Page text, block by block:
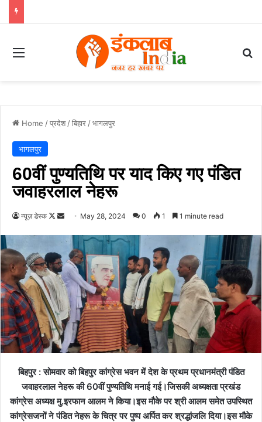
Menu
Home /प्रदेश /बिहार /भागलपुर
भागलपुर
60वीं पुण्यतिथि पर याद किए गए पंडित
जवाहरलाल नेहरू
न्यूज़ डेस्क
Follow
Send
email
May 28, 2024 0 1 1 minute read
बिहपुर : सोमवार को बिहपुर कांग्रेस भवन में देश के प्रथम प्रधानमंत्री पंडित
जवाहरलाल नेहरू की 60वीं पुण्यतिथि मनाई गई।जिसकी अध्यक्षता प्रखंड
कांग्रेस अध्यक्ष मु.इरफान आलम ने किया।इस मौके पर श्री आलम समेत उपस्थित
कांग्रेसजनों ने पंडित नेहरू के चित्र पर पुष्प अर्पित कर श्रद्धांजलि दिया।इस मौके